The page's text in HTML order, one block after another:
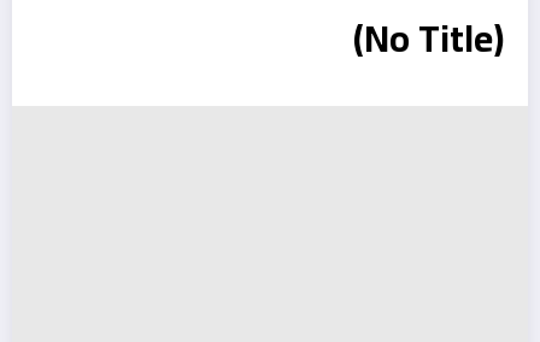
(No Title)